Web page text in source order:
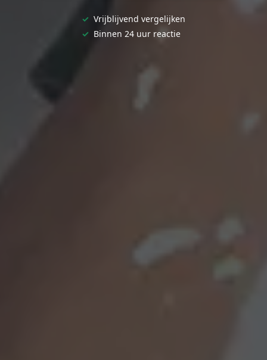
✓ Vrijblijvend vergelijken
✓ Binnen 24 uur reactie